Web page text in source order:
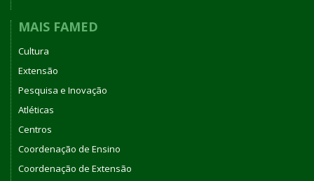
MAIS FAMED
Cultura
Extensão
Pesquisa e Inovação
Atléticas
Centros
Coordenação de Ensino
Coordenação de Extensão